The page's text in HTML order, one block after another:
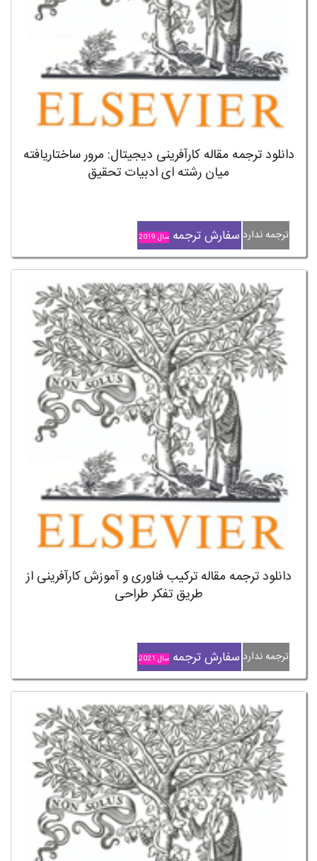
دانلود ترجمه مقاله کارآفرینی دیجیتال: مرور ساختاریافته
میان رشته ای ادبیات تحقیق
ترجمه ندارد سفارش ترجمه سال 2019
دانلود ترجمه مقاله ترکیب فناوری و آموزش کارآفرینی از
طریق تفکر طراحی
ترجمه ندارد سفارش ترجمه سال 2021